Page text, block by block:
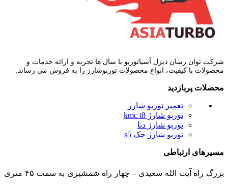
شرکت توان رسان دیزل آسیاتوربو با سال ها تجربه و ارائه خدمات و
محصولات با کیفیت، انواع محصولات توربوشارژ را به فروش می رساند.
محصلات پربازدید
تعمیر توربو شارژ
توربو شارژ kmc t8
توربو شارژ دنا
توربو شارژ جک s5
مسیرهای ارتباطی
بزرگ راه آیت الله سعیدی – چهار راه شمشیری به سمت ۴۵ متری